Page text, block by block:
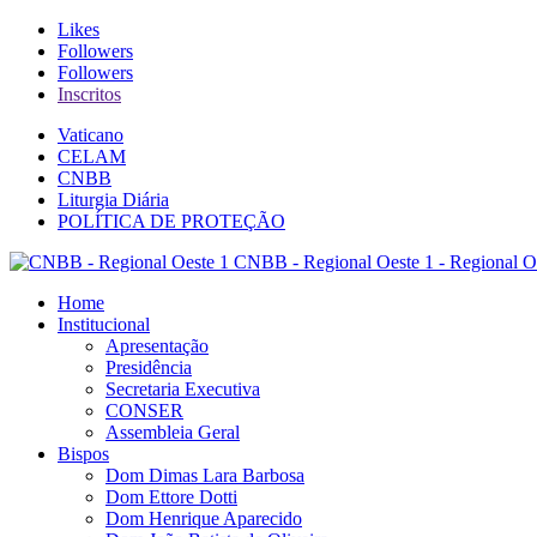
Likes
Followers
Followers
Inscritos
Vaticano
CELAM
CNBB
Liturgia Diária
POLÍTICA DE PROTEÇÃO
CNBB - Regional Oeste 1 - Regional
Home
Institucional
Apresentação
Presidência
Secretaria Executiva
CONSER
Assembleia Geral
Bispos
Dom Dimas Lara Barbosa
Dom Ettore Dotti
Dom Henrique Aparecido